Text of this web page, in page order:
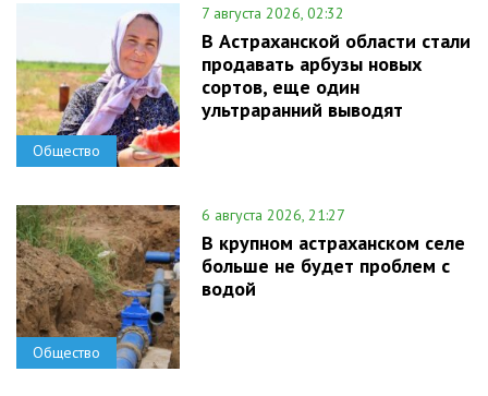
Общество
7 августа 2026, 02:32
В Астраханской области стали
продавать арбузы новых
сортов, еще один
ультраранний выводят
Общество
6 августа 2026, 21:27
В крупном астраханском селе
больше не будет проблем с
водой